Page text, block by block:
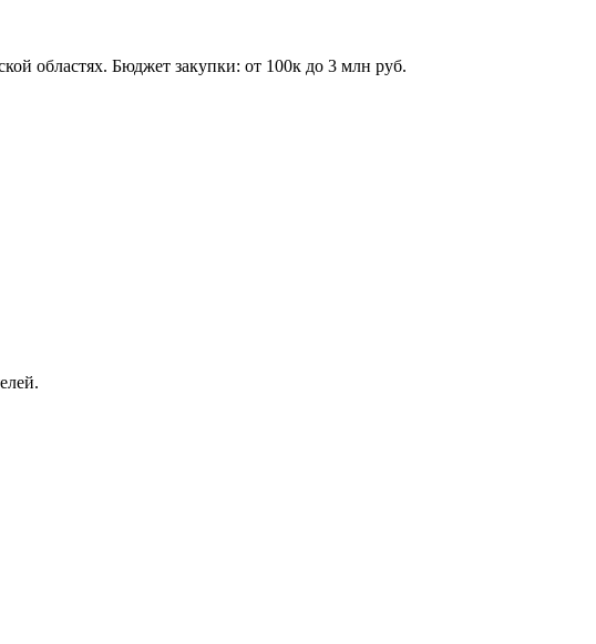
областях. Бюджет закупки: от 100к до 3 млн руб.